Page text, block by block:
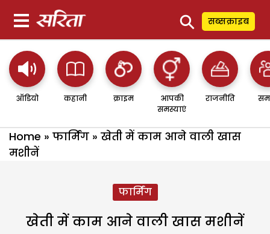
⚲ सब्सक्राइब
ऑडियो कहानी क्राइम
आपकी
समस्याएं
राजनीति
Home » फार्मिंग » खेती में काम आने वाली खास
मशीनें
फार्मिंग
खेती में काम आने वाली खास मशीनें